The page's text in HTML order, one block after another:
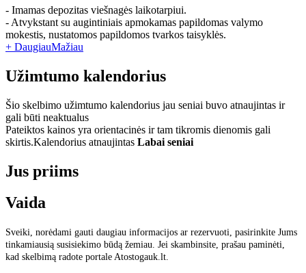
- Imamas depozitas viešnagės laikotarpiui.
- Atvykstant su augintiniais apmokamas papildomas valymo
mokestis, nustatomos papildomos tvarkos taisyklės.
+ DaugiauMažiau
Užimtumo kalendorius
Šio skelbimo užimtumo kalendorius jau seniai buvo atnaujintas ir
gali būti neaktualus
Pateiktos kainos yra orientacinės ir tam tikromis dienomis gali
skirtis.Kalendorius atnaujintas Labai seniai
Jus priims
Vaida
Sveiki, norėdami gauti daugiau informacijos ar rezervuoti, pasirinkite Jums
tinkamiausią susisiekimo būdą žemiau. Jei skambinsite, prašau paminėti,
kad skelbimą radote portale Atostogauk.lt.